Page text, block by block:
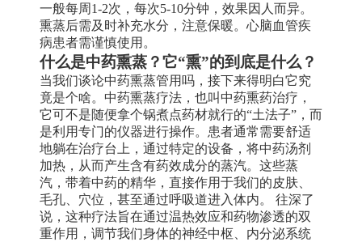
一般每周1-2次，每次5-10分钟，效果因人而异。
熏蒸后需及时补充水分，注意保暖。心脑血管疾
病患者需谨慎使用。
什么是中药熏蒸？它“熏”的到底是什么？
当我们谈论中药熏蒸管用吗，接下来得明白它究
竟是个啥。中药熏蒸疗法，也叫中药熏药治疗，
它可不是随便拿个锅煮点药材就行的“土法子”，而
是利用专门的仪器进行操作。患者通常需要舒适
地躺在治疗台上，通过特定的设备，将中药汤剂
加热，从而产生含有药效成分的蒸汽。这些蒸
汽，带着中药的精华，直接作用于我们的皮肤、
毛孔、穴位，甚至通过呼吸道进入体内。 往深了
说，这种疗法旨在通过温热效应和药物渗透的双
重作用，调节我们身体的神经中枢、内分泌系统